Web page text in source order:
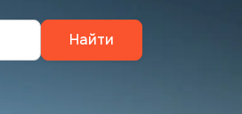
Найти